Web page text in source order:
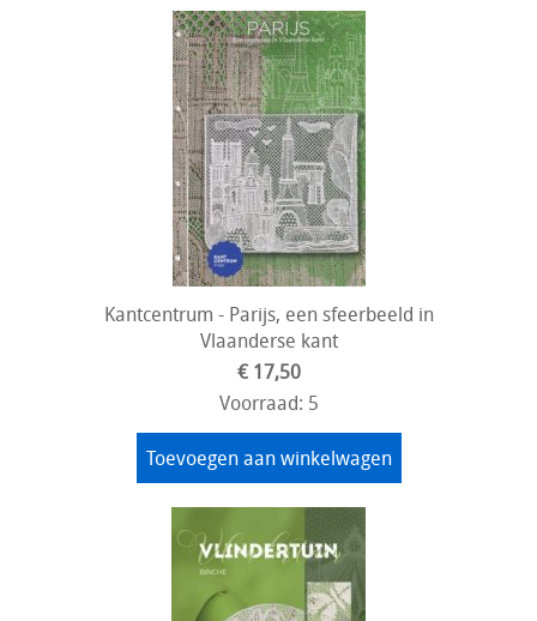
Kantcentrum - Parijs, een sfeerbeeld in
Vlaanderse kant
€ 17,50
Voorraad: 5
Toevoegen aan winkelwagen